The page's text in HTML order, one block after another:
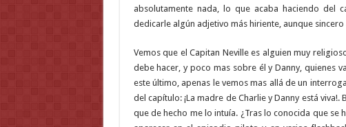
absolutamente nada, lo que acaba haciendo del
dedicarle algún adjetivo más hiriente, aunque
Vemos que el Capitan Neville es alguien muy
debe hacer, y poco mas sobre él y Danny, quienes
este último, apenas le vemos mas allá de un
del capítulo: ¡La madre de Charlie y Danny está
que de hecho me lo intuía. ¿Tras lo conocida que se